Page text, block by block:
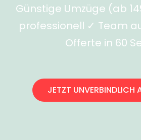
Günstige Umzüge (ab
professionell ✓ Team
Offerte in 60
JETZT UNVERBINDLICH